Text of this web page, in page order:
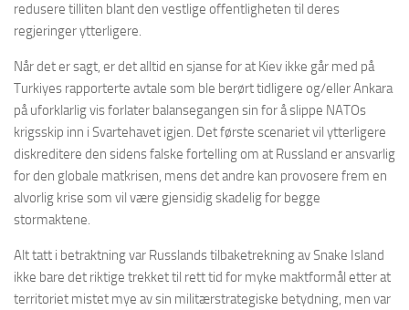
redusere tilliten blant den vestlige offentligheten til deres
regjeringer ytterligere.
Når det er sagt, er det alltid en sjanse for at Kiev ikke går med på
Turkiyes rapporterte avtale som ble berørt tidligere og/eller Ankara
på uforklarlig vis forlater balansegangen sin for å slippe NATOs
krigsskip inn i Svartehavet igjen. Det første scenariet vil ytterligere
diskreditere den sidens falske fortelling om at Russland er ansvarlig
for den globale matkrisen, mens det andre kan provosere frem en
alvorlig krise som vil være gjensidig skadelig for begge
stormaktene.
Alt tatt i betraktning var Russlands tilbaketrekning av Snake Island
ikke bare det riktige trekket til rett tid for myke maktformål etter at
territoriet mistet mye av sin militærstrategiske betydning, men var